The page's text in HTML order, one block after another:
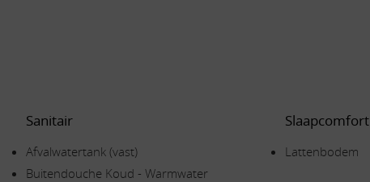
Sanitair
Afvalwatertank (vast)
Buitendouche Koud - Warmwater
Slaapcomfort
Lattenbodem